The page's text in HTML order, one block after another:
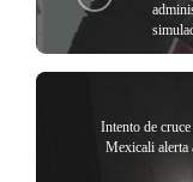
Intento de
Mexicali alerta